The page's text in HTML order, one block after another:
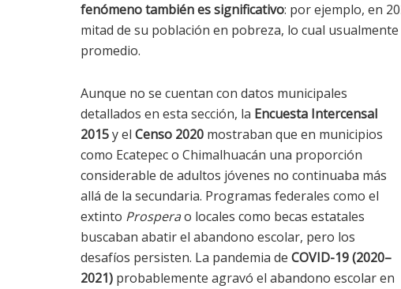
fenómeno también es significativo: por ejemplo, en
mitad de su población en pobreza, lo cual
promedio.
Aunque no se cuentan con datos municipales
detallados en esta sección, la Encuesta Intercensal
2015y el Censo 2020 mostraban que en municipios
como Ecatepec o Chimalhuacán una proporción
considerable de adultos jóvenes no continuaba más
allá de la secundaria. Programas federales como el
extinto Prosperao locales como becas estatales
buscaban abatir el abandono escolar, pero los
desafíos persisten. La pandemia de COVID-19 (2020–
2021) probablemente agravó el abandono escolar en